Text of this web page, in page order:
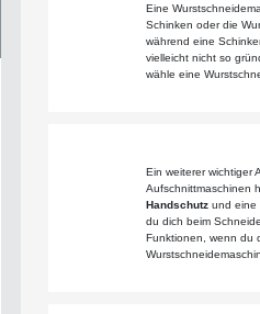
Eine
Schinken oder die
während eine
vielleicht nicht so
wähle eine
Ein weiterer wichtiger
Aufschnittmaschinen
Handschutz und eine
du dich beim
Funktionen, wenn du